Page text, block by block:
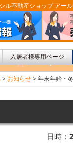
ル不動産ショップ アー
入居者様専用ページ
> お知らせ>年末年始・
日時：